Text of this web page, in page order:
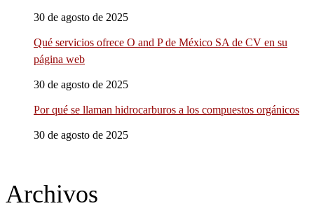
30 de agosto de 2025
Qué servicios ofrece O and P de México SA de CV en su
página web
30 de agosto de 2025
Por qué se llaman hidrocarburos a los compuestos orgánicos
30 de agosto de 2025
Archivos